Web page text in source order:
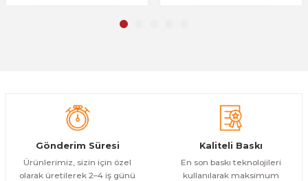
Gönderim Süresi
Ürünlerimiz, sizin için özel
olarak üretilerek 2–4 iş günü
Kaliteli Baskı
En son baskı teknolojileri
kullanılarak maksimum